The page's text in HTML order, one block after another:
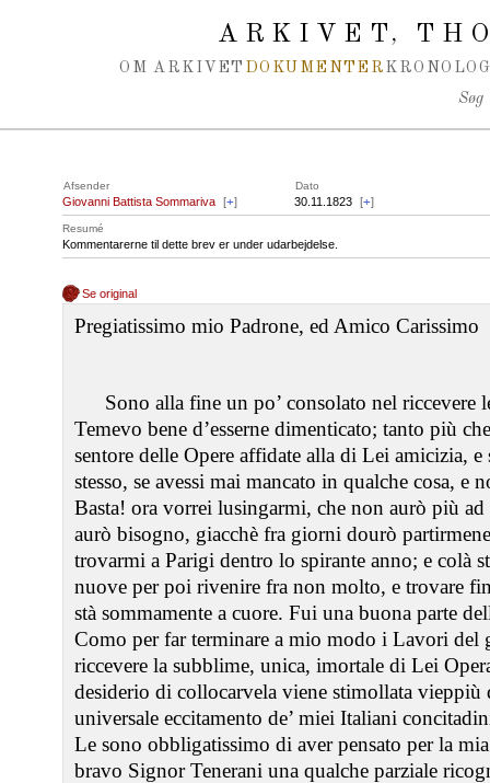
ARKIVET,
OM ARKIVET DOKUMENTER
Søg
Afsender Dato
Giovanni Battista Sommariva [+] 30.11.1823 [+]
Resumé
Kommentarerne til dette brev er under udarbejdelse.
Se original
Pregiatissimo mio Padrone, ed Amico Carissimo
Sono alla fine un po’ consolato nel riccevere
Temevo bene d’esserne dimenticato; tanto più
sentore delle Opere affidate alla di Lei amicizia,
stesso, se avessi mai mancato in qualche cosa, e
Basta! ora vorrei lusingarmi, che non aurò più ad
aurò bisogno, giacchè fra giorni dourò
trovarmi a Parigi dentro lo spirante anno; e colà
nuove per poi rivenire fra non molto, e trovare
stà sommamente a cuore. Fui una buona parte
Como per far terminare a mio modo i Lavori del
riccevere la subblime, unica, imortale di Lei
desiderio di collocarvela viene stimollata vieppiù
universale eccitamento de’ miei Italiani
Le sono obbligatissimo di aver pensato per la
bravo Signor Tenerani una qualche parziale